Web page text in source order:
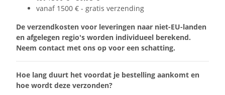
vanaf 1500 € - gratis verzending
De verzendkosten voor leveringen naar niet-EU-landen
en afgelegen regio's worden individueel berekend.
Neem contact met ons op voor een schatting.
Hoe lang duurt het voordat je bestelling aankomt en
hoe wordt deze verzonden?